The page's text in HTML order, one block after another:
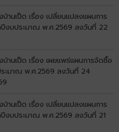
บ้านเป็ด เรื่อง เปลี่ยนแปลงแผนการ
ปีงบประมาณ พ.ศ.2569 ลงวันที่ 22
บ้านเป็ด เรื่อง เผยแพร่แผนการจัดซื้อ
ระมาณ พ.ศ.2569 ลงวันที่ 24
บ้านเป็ด เรื่อง เปลี่ยนแปลงแผนการ
ปีงบประมาณ พ.ศ.2569 ลงวันที่ 21